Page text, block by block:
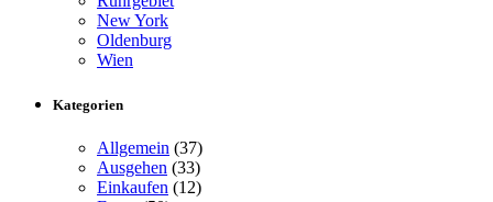
New York
Oldenburg
Wien
Kategorien
Allgemein (37)
Ausgehen (33)
Einkaufen (12)